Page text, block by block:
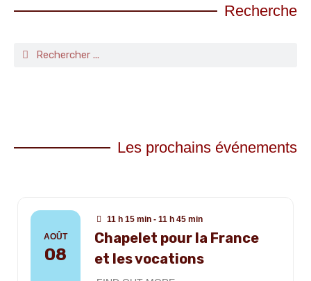
Recherche
Les prochains événements
AOÛT
08
11 h 15 min - 11 h 45 min
Chapelet pour la France
et les vocations